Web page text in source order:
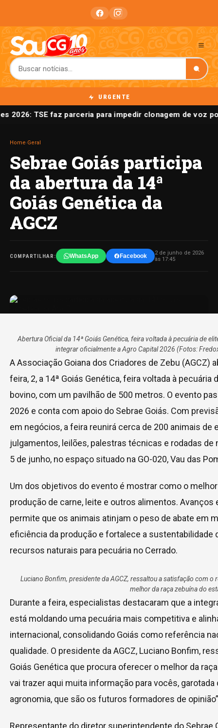
URGENTE
2026: TSE faz parceria para impedir clonagem de voz
Home Geral
Sebrae Goiás participa
da abertura da 14ª
Goiás Genética da
AGCZ
COMPARTILHAR: WhatsApp Facebook
2 de junho de 2026
às 17:45
Abertura Oficial da 14ª Goiás Genética, feira voltada à pecuária de
integrar oficialmente a Agro Capital 2026 (Fotos:
A Associação Goiana dos Criadores de Zebu (AGCZ)
feira, 2, a 14ª Goiás Genética, feira voltada à
bovino, com um pavilhão de 500 metros. O evento
2026 e conta com apoio do Sebrae Goiás. Com
em negócios, a feira reunirá cerca de 200 animais de
julgamentos, leilões, palestras técnicas e rodadas
5 de junho, no espaço situado na GO-020, Vau das
Um dos objetivos do evento é mostrar como o
produção de carne, leite e outros alimentos.
permite que os animais atinjam o peso de abate em
eficiência da produção e fortalece a
recursos naturais para pecuária no Cerrado.
Luciano Bonfim, presidente da AGCZ, ressaltou a satisfação com o
melhor da raça zebuína do
Durante a feira, especialistas destacaram que a
está moldando uma pecuária mais competitiva e
internacional, consolidando Goiás como referência
qualidade. O presidente da AGCZ, Luciano Bonfim,
Goiás Genética que procura oferecer o melhor da
vai trazer aqui muita informação para vocês,
agronomia, que são os futuros formadores de
Representante do diretor superintendente do Sebrae